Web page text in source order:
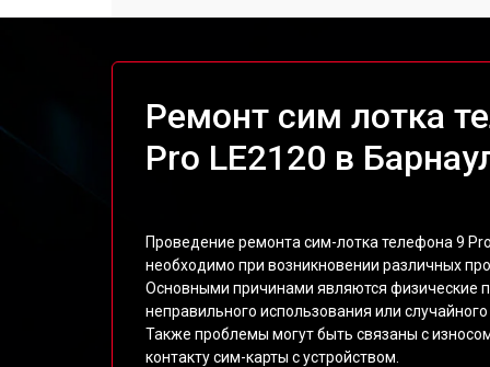
Ремонт сим лотка
Pro LE2120 в
Проведение ремонта сим-лотка телефона 9
необходимо при возникновении различных
Основными причинами являются физические
неправильного использования или случайного
Также проблемы могут быть связаны с
контакту сим-карты с устройством.